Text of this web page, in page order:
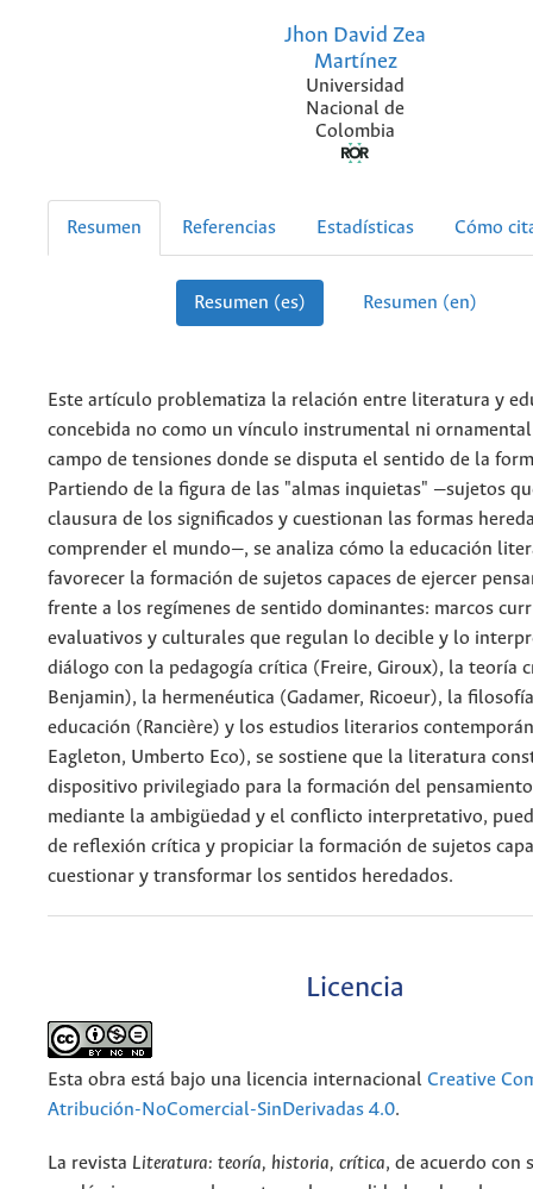
Jhon David Zea
Martínez
Universidad
Nacional de
Colombia
Resumen Referencias Estadísticas Cómo
Resumen (es) Resumen (en)
Este artículo problematiza la relación entre literatura y
concebida no como un vínculo instrumental ni
campo de tensiones donde se disputa el sentido de la
Partiendo de la figura de las "almas inquietas" —sujetos
clausura de los significados y cuestionan las formas
comprender el mundo—, se analiza cómo la educación
favorecer la formación de sujetos capaces de ejercer
frente a los regímenes de sentido dominantes: marcos
evaluativos y culturales que regulan lo decible y lo
diálogo con la pedagogía crítica (Freire, Giroux), la teoría
Benjamin), la hermenéutica (Gadamer, Ricoeur), la
educación (Rancière) y los estudios literarios
Eagleton, Umberto Eco), se sostiene que la literatura
dispositivo privilegiado para la formación del
mediante la ambigüedad y el conflicto interpretativo,
de reflexión crítica y propiciar la formación de sujetos
cuestionar y transformar los sentidos heredados.
Licencia
Esta obra está bajo una licencia internacional Creative
Atribución-NoComercial-SinDerivadas 4.0.
La revista Literatura: teoría, historia, crítica, de acuerdo con